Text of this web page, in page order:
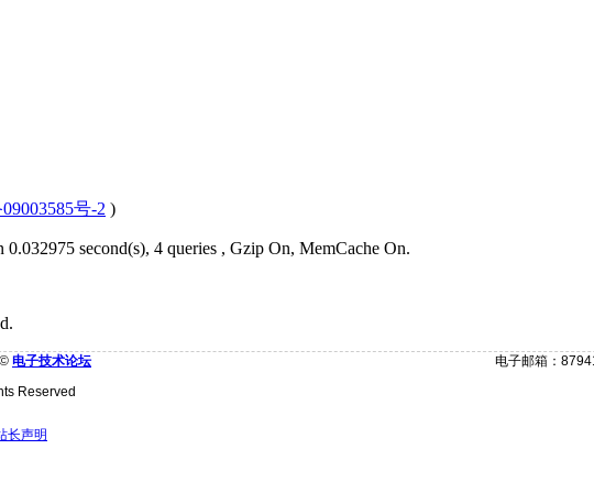
号-2 )
0.032975 second(s), 4 queries , Gzip On, MemCache On.
电子技术论坛 电子邮箱：
Reserved
长声明